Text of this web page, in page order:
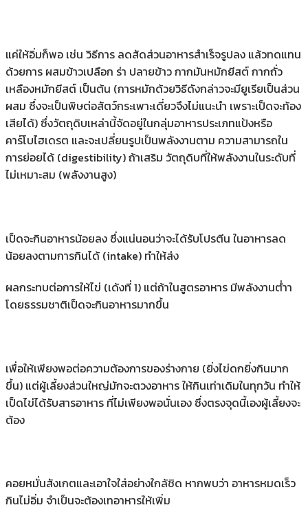
แค่ให้อิ่มก็พอ เช่น วิธีการ ลดสัดส่วนอาหารสําเร็จรูปลง แล้วทดแทน
ด้วยการ ผสมข้าวเปลือก ร่า ปลายข้าว กากมันหมักยีสต์ กากถั่ว
เหลืองหมักยีสต์ เป็นต้น (การหมักด้วยวิธีดังกล่าวจะมียูเรียเป็นส่วน
ผสม ซึ่งจะเป็นพิษต่อสัตว์กระเพาะเดี่ยวจึงไม่แนะนํา เพราะเป็ดจะท้อง
เสียได้) ซึ่งวัตถุดิบเหล่านี้จัดอยู่ในกลุ่มอาหารประเภทแป้งหรือ
คาร์โบไฮเดรต และจะเปลี่ยนรูปเป็นพลังงานตาม ความสามารถใน
การย่อยได้ (digestibility) ถ้าเสริม วัตถุดิบที่ให้พลังงานในระดับที่
ไม่เหมาะสม (พลังงานสูง)
เป็ดจะกินอาหารน้อยลง ซึ่งแน่นอนว่าจะได้รับโปรตีน ในอาหารลด
น้อยลงตามการกินได้ (intake) ทําให้ส่ง
ผลกระทบต่อการให้ไข่ (เด้งที่ 1) แต่ถ้าในสูตรอาหาร มีพลังงานต่ําา
โดยธรรมชาติเป็ดจะกินอาหารมากขึ้น
เพื่อให้เพียงพอต่อความต้องการของร่างกาย (ยิ่งไข่ดกยิ่งกินมาก
ขึ้น) แต่ผู้เลี้ยงส่วนใหญ่มักจะตวงอาหาร ให้กินเท่าเดิมในทุกวัน ทําให้
เป็ดไข่ได้รับสารอาหาร ที่ไม่เพียงพอนั่นเอง ซึ่งตรงจุดนี้เองผู้เลี้ยงจะ
ต้อง
คอยหมั่นสังเกตและเอาใจใส่อย่างใกล้ชิด หากพบว่า อาหารหมดเร็ว
กินไม่อิ่ม จําเป็นจะต้องเทอาหารให้เพิ่ม